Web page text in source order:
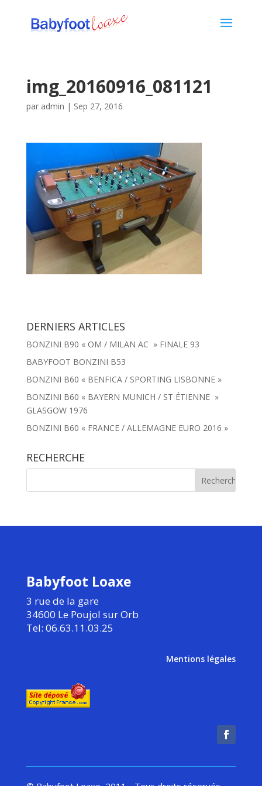
img_20160916_081121
par admin | Sep 27, 2016
DERNIERS ARTICLES
BONZINI B90 « OM / MILAN AC » FINALE 93
BABYFOOT BONZINI B53
BONZINI B60 « BENFICA / SPORTING LISBONNE »
BONZINI B60 « BAYERN MUNICH / ST ÉTIENNE »
GLASGOW 1976
BONZINI B60 « FRANCE / ALLEMAGNE EURO 2016 »
RECHERCHE
Babyfoot Loaxe
3 rue de la gare
34600 Le Poujol sur Orb
Tel: 06.63.11.03.25
Mentions légales